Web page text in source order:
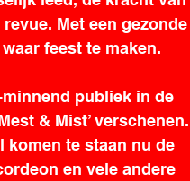
Met een gezonde
feest te maken.
publiek in de
& Mist’ verschenen.
komen te staan nu de
en vele andere